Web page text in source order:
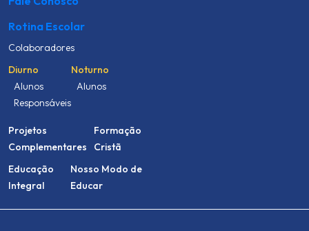
Rotina Escolar
Colaboradores
Diurno
Alunos
Responsáveis
Noturno
Alunos
Projetos
Complementares
Formação
Cristã
Educação
Integral
Nosso Modo de
Educar